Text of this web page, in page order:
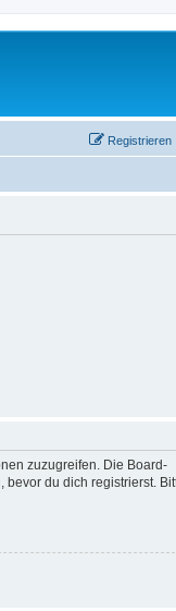
Registrieren
zuzugreifen. Die Board-
du dich registrierst.